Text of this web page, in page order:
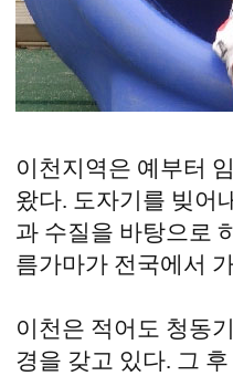
이천지역은 예부터
왔다. 도자기를 빚어
과 수질을 바탕으로
름가마가 전국에서
이천은 적어도 청동
경을 갖고 있다. 그